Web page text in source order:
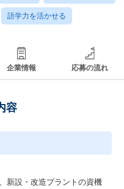
語学力を活かせる
企業情報 応募の流れ
容
新設・改造プラントの資機